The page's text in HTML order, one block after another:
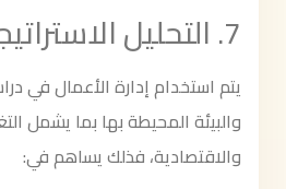
7. التحليل الاستراتيجي
يتم استخدام إدارة الأعمال في
والبيئة المحيطة بها بما يشمل
والاقتصادية، فذلك يساهم في: